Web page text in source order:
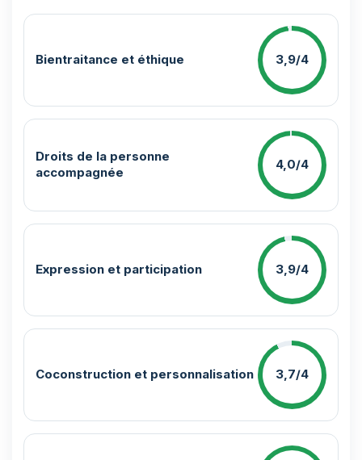
Bientraitance et éthique 3,9/4
Droits de la personne
accompagnée
4,0/4
Expression et participation 3,9/4
Coconstruction et personnalisation 3,7/4